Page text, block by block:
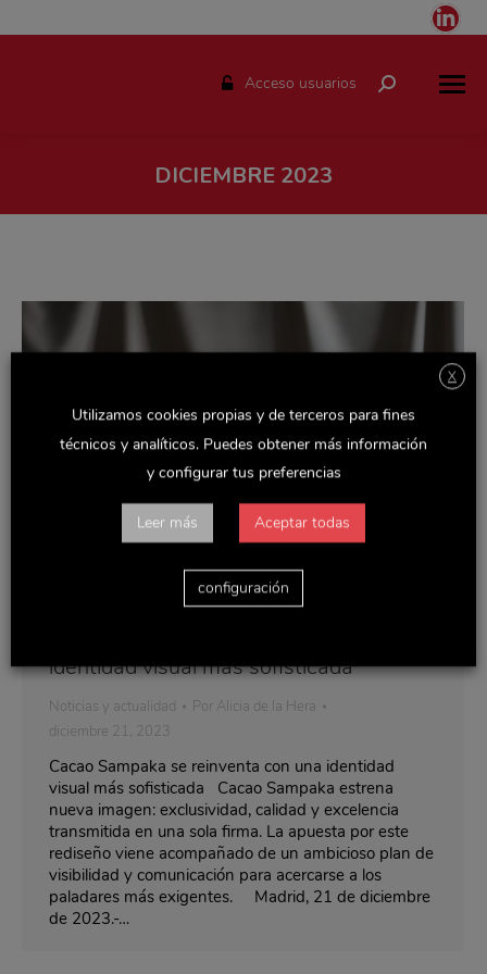
Acceso usuarios Buscar:
DICIEMBRE 2023
identidad visual más sofisticada
Noticias y actualidad Por Alicia de la Hera
diciembre 21, 2023
Cacao Sampaka se reinventa con una identidad
visual más sofisticada Cacao Sampaka estrena
nueva imagen: exclusividad, calidad y excelencia
transmitida en una sola firma. La apuesta por este
rediseño viene acompañado de un ambicioso plan de
visibilidad y comunicación para acercarse a los
paladares más exigentes. Madrid, 21 de diciembre
de 2023.-…
X
Utilizamos cookies propias y de terceros para fines
técnicos y analíticos. Puedes obtener más información
y configurar tus preferencias
Leer más Aceptar todas
configuración